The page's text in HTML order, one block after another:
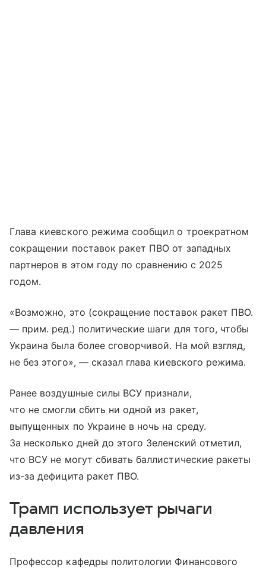
Глава киевского режима сообщил о троекратном
сокращении поставок ракет ПВО от западных
партнеров в этом году по сравнению с 2025
годом.
«Возможно, это (сокращение поставок ракет ПВО.
— прим. ред.) политические шаги для того, чтобы
Украина была более сговорчивой. На мой взгляд,
не без этого», — сказал глава киевского режима.
Ранее воздушные силы ВСУ признали,
что не смогли сбить ни одной из ракет,
выпущенных по Украине в ночь на среду.
За несколько дней до этого Зеленский отметил,
что ВСУ не могут сбивать баллистические ракеты
из-за дефицита ракет ПВО.
Трамп использует рычаги
давления
Профессор кафедры политологии Финансового